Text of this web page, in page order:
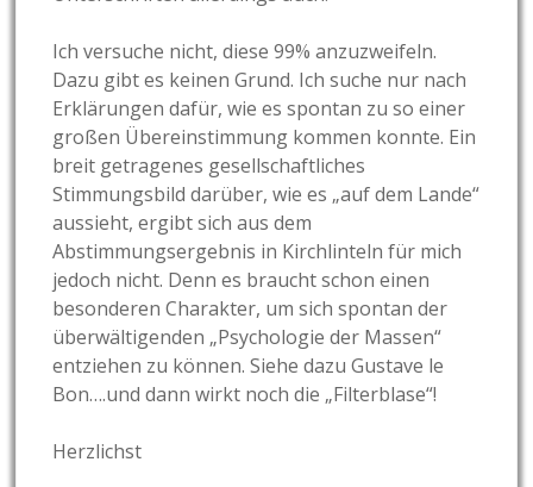
Ich versuche nicht, diese 99% anzuzweifeln.
Dazu gibt es keinen Grund. Ich suche nur nach
Erklärungen dafür, wie es spontan zu so einer
großen Übereinstimmung kommen konnte. Ein
breit getragenes gesellschaftliches
Stimmungsbild darüber, wie es „auf dem Lande“
aussieht, ergibt sich aus dem
Abstimmungsergebnis in Kirchlinteln für mich
jedoch nicht. Denn es braucht schon einen
besonderen Charakter, um sich spontan der
überwältigenden „Psychologie der Massen“
entziehen zu können. Siehe dazu Gustave le
Bon….und dann wirkt noch die „Filterblase“!
Herzlichst